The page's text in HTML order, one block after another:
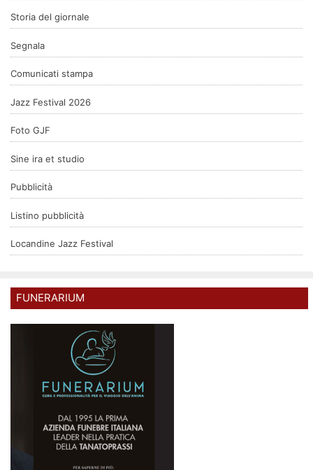
Storia del giornale
Segnala
Comunicati stampa
Jazz Festival 2026
Foto GJF
Sine ira et studio
Pubblicità
Listino pubblicità
Locandine Jazz Festival
FUNERARIUM